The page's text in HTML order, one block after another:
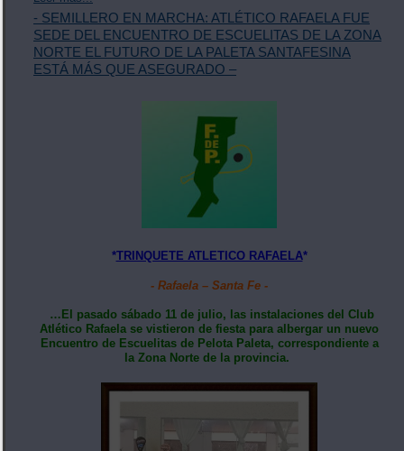
- SEMILLERO EN MARCHA: ATLÉTICO RAFAELA FUE
SEDE DEL ENCUENTRO DE ESCUELITAS DE LA ZONA
NORTE EL FUTURO DE LA PALETA SANTAFESINA
ESTÁ MÁS QUE ASEGURADO –
*TRINQUETE ATLETICO RAFAELA*
- Rafaela – Santa Fe -
…El pasado sábado 11 de julio, las instalaciones del Club
Atlético Rafaela se vistieron de fiesta para albergar un nuevo
Encuentro de Escuelitas de Pelota Paleta, correspondiente a
la Zona Norte de la provincia.